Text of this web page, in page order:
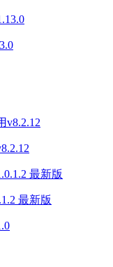
最新版